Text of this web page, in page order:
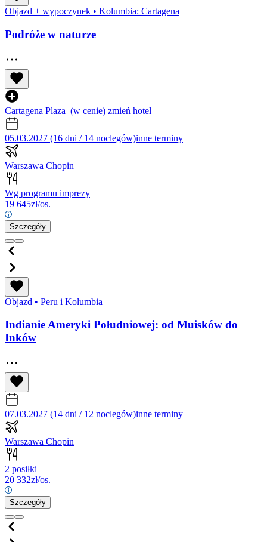
Objazd + wypoczynek • Kolumbia: Cartagena
Podróże w naturze
Cartagena Plaza (w cenie) zmień hotel
05.03.2027 (16 dni / 14 noclegów)inne terminy
Warszawa Chopin
Wg programu imprezy
19 645zł/os.
Szczegóły
Objazd • Peru i Kolumbia
Indianie Ameryki Południowej: od Muisków do
Inków
07.03.2027 (14 dni / 12 noclegów)inne terminy
Warszawa Chopin
2 posiłki
20 332zł/os.
Szczegóły